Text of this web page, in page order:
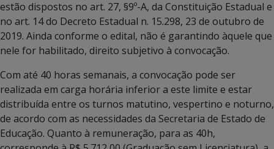
estão dispostos no art. 27, §9º-A, da Constituição Estadual e
no art. 14 do Decreto Estadual n. 15.298, 23 de outubro de
2019. Ainda conforme o edital, não é garantindo àquele que
nele for habilitado, direito subjetivo à convocação.
Com até 40 horas semanais, a convocação pode ser
realizada em carga horária inferior a este limite e estar
distribuída entre os turnos matutino, vespertino e noturno,
de acordo com as necessidades da Secretaria de Estado de
Educação. Quanto à remuneração, para as 40h,